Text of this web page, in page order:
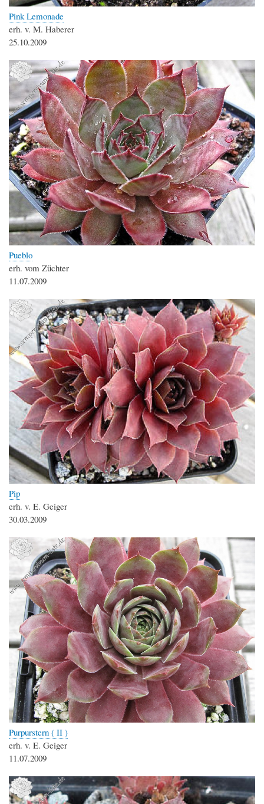
Pink Lemonade
erh. v. M. Haberer
25.10.2009
Pueblo
erh. vom Züchter
11.07.2009
Pip
erh. v. E. Geiger
30.03.2009
Purpurstern ( II )
erh. v. E. Geiger
11.07.2009